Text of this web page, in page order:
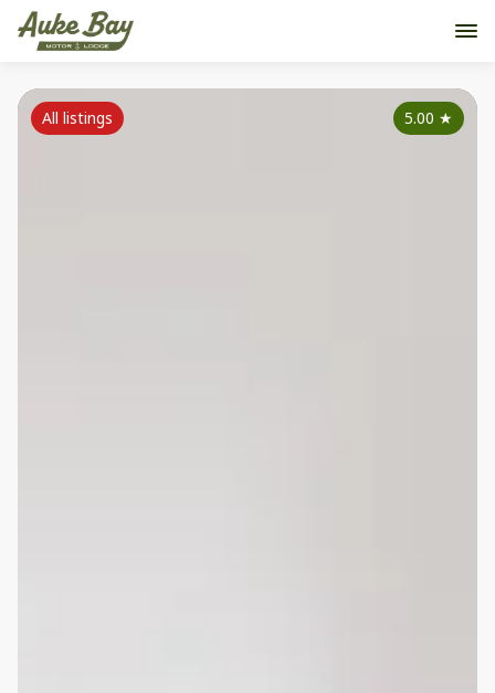
5.00 ★
All listings